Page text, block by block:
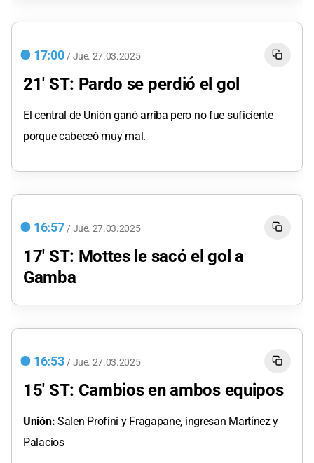
17:00 / Jue. 27.03.2025
21' ST: Pardo se perdió el gol
El central de Unión ganó arriba pero no fue suficiente
porque cabeceó muy mal.
16:57 / Jue. 27.03.2025
17' ST: Mottes le sacó el gol a
Gamba
16:53 / Jue. 27.03.2025
15' ST: Cambios en ambos equipos
Unión: Salen Profini y Fragapane, ingresan Martínez y
Palacios